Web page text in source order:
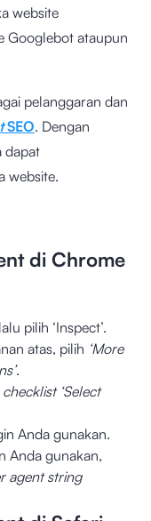
website
Googlebot ataupun
pelanggaran dan
SEO. Dengan
dapat
website.
di Chrome
pilih ‘Inspect’.
atas, pilih ‘More
.
checklist ‘Select
Anda gunakan.
Anda gunakan,
agent string